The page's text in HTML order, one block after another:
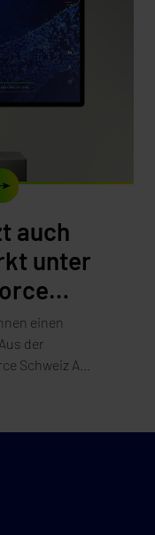
auch
unter
einen
der
Schweiz AG.